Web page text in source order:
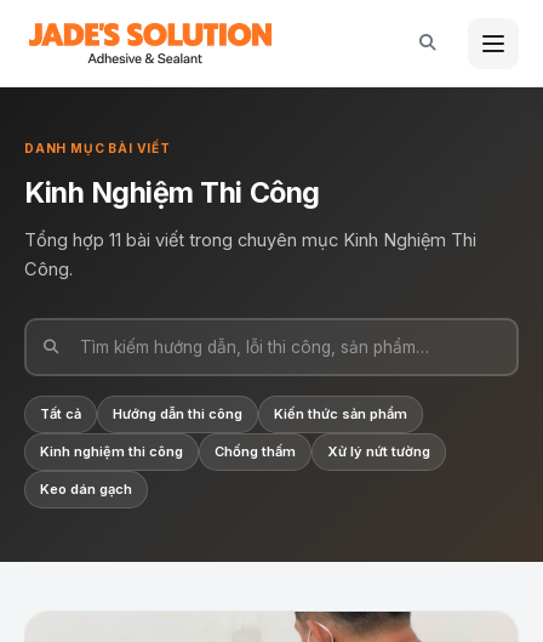
DANH MỤC BÀI VIẾT
Kinh Nghiệm Thi Công
Tổng hợp 11 bài viết trong chuyên mục Kinh Nghiệm Thi
Công.
Tất cả Hướng dẫn thi công Kiến thức sản phẩm
Kinh nghiệm thi công Chống thấm Xử lý nứt tường
Keo dán gạch